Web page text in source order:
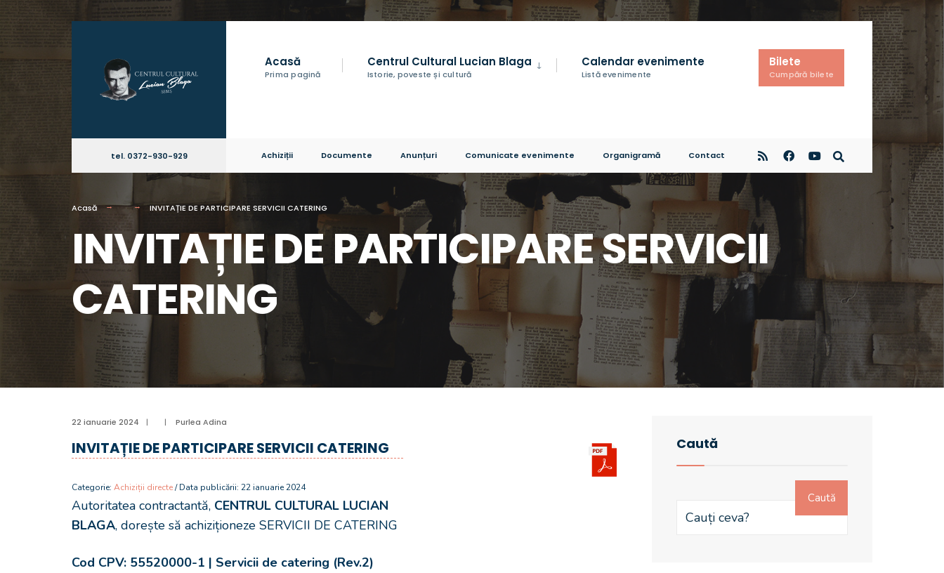
Acasă
Prima pagină
Centrul Cultural Lucian Blaga
Istorie, poveste și cultură
Calendar evenimente
Listă evenimente
Bilete
Cumpără bilete
tel. 0372-930-929 Achiziții Documente Anunțuri Comunicate evenimente Organigramă Contact
Acasă INVITAȚIE DE PARTICIPARE SERVICII CATERING
INVITAȚIE DE PARTICIPARE SERVICII
CATERING
22 ianuarie 2024 | | Purlea Adina
INVITAȚIE DE PARTICIPARE SERVICII CATERING
Categorie: Achiziții directe/ Data publicării: 22 ianuarie 2024
Autoritatea contractantă, CENTRUL CULTURAL LUCIAN
BLAGA, dorește să achiziționeze SERVICII DE CATERING
Cod CPV: 55520000-1 | Servicii de catering (Rev.2)
Caută
Caută